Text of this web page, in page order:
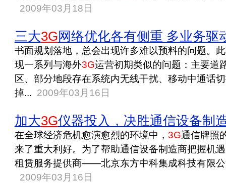
2009年03月18日
三大3G网络优化各有侧重 多业务驱
书面规划落地，总会出现许多难以预料的问题。
现一系列与海外3G运营初期类似的问题：主要道
区、部分地段存在系统内无线干扰、移动中通话
掉... 2009年03月16日
加大3G仪器投入，决胜通信设备制
在全球经济危机愈演愈烈的环境中， 3G通信牌照
来了重大利好。为了帮助通信设备制造商把握机
租赁服务提供商——北京东方中科集成科技有限
2009年03月16日